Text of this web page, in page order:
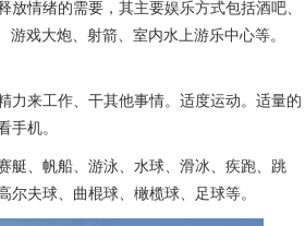
情绪的需要，其主要娱乐方式包括酒吧、
戏大炮、射箭、室内水上游乐中心等。
力来工作、干其他事情。适度运动。适量的
手机。
艇、帆船、游泳、水球、滑冰、疾跑、跳
夫球、曲棍球、橄榄球、足球等。